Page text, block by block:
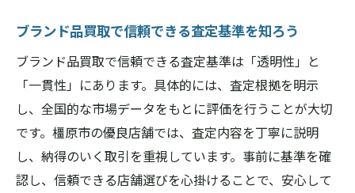
ブランド品買取で信頼できる査定基準を知ろう
ブランド品買取で信頼できる査定基準は「透明性」と
「一貫性」にあります。具体的には、査定根拠を明示
し、全国的な市場データをもとに評価を行うことが大切
です。橿原市の優良店舗では、査定内容を丁寧に説明
し、納得のいく取引を重視しています。事前に基準を確
認し、信頼できる店舗選びを心掛けることで、安心して